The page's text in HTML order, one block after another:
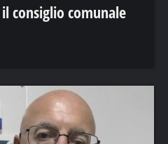
consiglio comunale